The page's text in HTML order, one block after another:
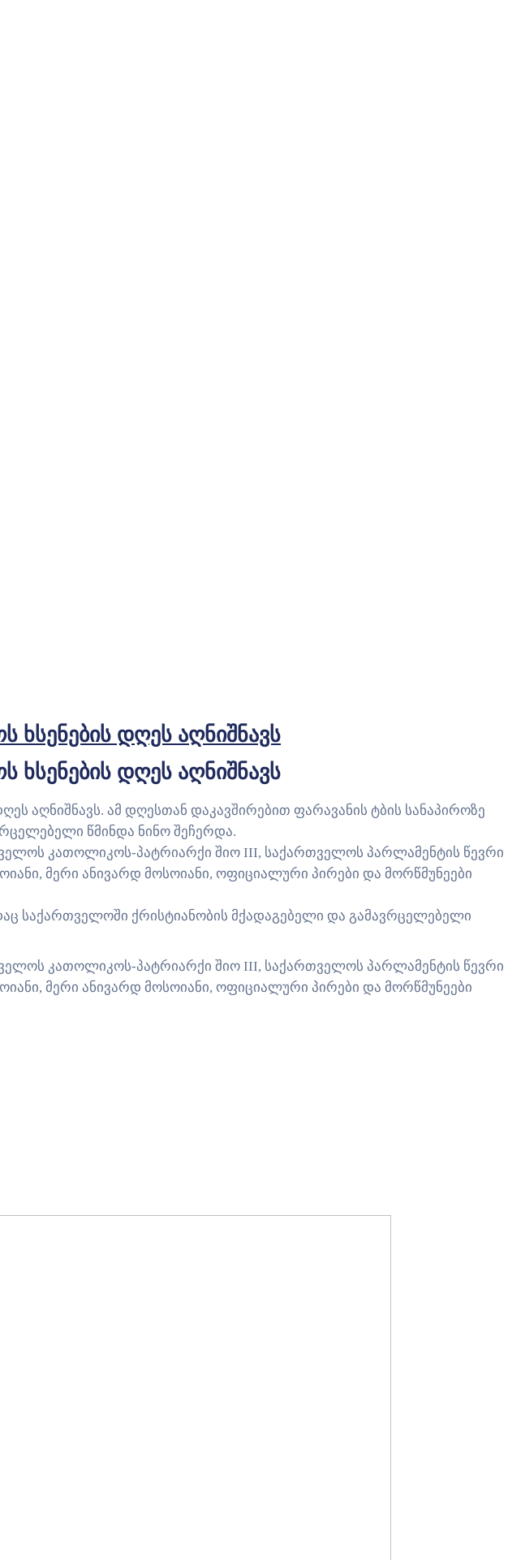
დღეს აღნიშნავს
დღეს აღნიშნავს
აღნიშნავს. ამ დღესთან დაკავშირებით ფარავანის ტბის სანაპიროზე
წმინდა ნინო შეჩერდა.
კათოლიკოს-პატრიარქი შიო III, საქართველოს პარლამენტის წევრი
მერი ანივარდ მოსოიანი, ოფიციალური პირები და მორწმუნეები
საქართველოში ქრისტიანობის მქადაგებელი და გამავრცელებელი
კათოლიკოს-პატრიარქი შიო III, საქართველოს პარლამენტის წევრი
მერი ანივარდ მოსოიანი, ოფიციალური პირები და მორწმუნეები